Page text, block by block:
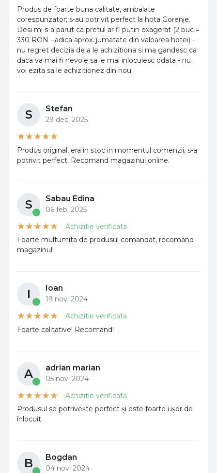
Produs de foarte buna calitate, ambalate
corespunzator; s-au potrivit perfect la hota Gorenje.
Desi mi s-a parut ca pretul ar fi putin exagerat (2 buc =
330 RON - adica aprox. jumatate din valoarea hotei) -
nu regret decizia de a le achizitiona si ma gandesc ca
daca va mai fi nevoie sa le mai inlocuiesc odata - nu
voi ezita sa le achizitionez din nou.
S Stefan
29 dec. 2025
Produs original, era in stoc in momentul comenzii, s-a
potrivit perfect. Recomand magazinul online.
S Sabau Edina
06 feb. 2025
Achizitie verificata
Foarte multumita de produsul comandat, recomand
magazinul!
I Ioan
19 nov. 2024
Achizitie verificata
Foarte calitative! Recomand!
A adrian marian
05 nov. 2024
Achizitie verificata
Produsul se potrivește perfect și este foarte ușor de
înlocuit.
B Bogdan
04 nov. 2024